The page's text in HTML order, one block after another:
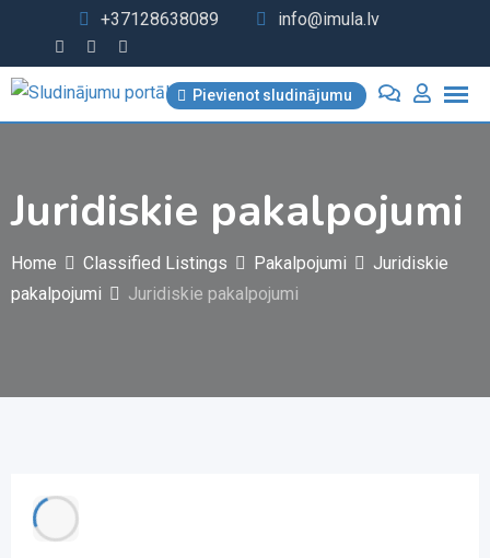
content
+37128638089 info@imula.lv
Pievienot sludinājumu
Juridiskie pakalpojumi
Home Classified Listings Pakalpojumi
Juridiskie
pakalpojumi
Juridiskie pakalpojumi